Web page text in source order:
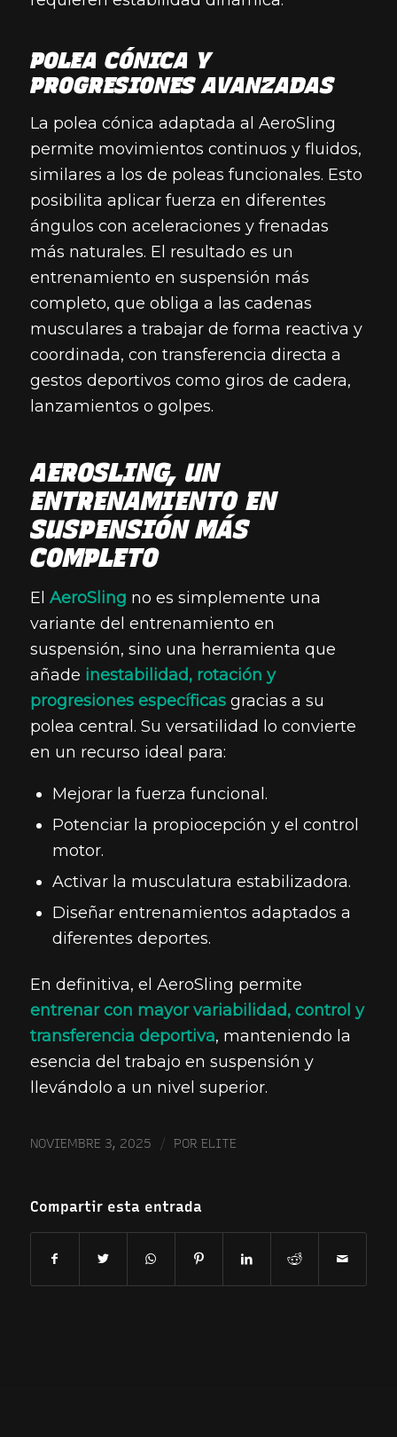
POLEA CÓNICA Y
PROGRESIONES AVANZADAS
La polea cónica adaptada al AeroSling
permite movimientos continuos y fluidos,
similares a los de poleas funcionales. Esto
posibilita aplicar fuerza en diferentes
ángulos con aceleraciones y frenadas
más naturales. El resultado es un
entrenamiento en suspensión más
completo, que obliga a las cadenas
musculares a trabajar de forma reactiva y
coordinada, con transferencia directa a
gestos deportivos como giros de cadera,
lanzamientos o golpes.
AEROSLING, UN
ENTRENAMIENTO EN
SUSPENSIÓN MÁS
COMPLETO
El AeroSling no es simplemente una
variante del entrenamiento en
suspensión, sino una herramienta que
añade inestabilidad, rotación y
progresiones específicasgracias a su
polea central. Su versatilidad lo convierte
en un recurso ideal para:
Mejorar la fuerza funcional.
Potenciar la propiocepción y el control
motor.
Activar la musculatura estabilizadora.
Diseñar entrenamientos adaptados a
diferentes deportes.
En definitiva, el AeroSling permite
entrenar con mayor variabilidad, control y
transferencia deportiva, manteniendo la
esencia del trabajo en suspensión y
llevándolo a un nivel superior.
NOVIEMBRE 3, 2025 / POR ELITE
Compartir esta entrada